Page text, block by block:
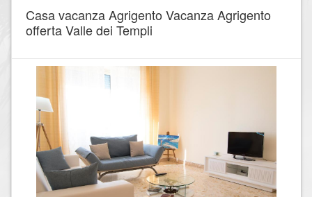
Casa vacanza Agrigento Vacanza Agrigento
offerta Valle dei Templi